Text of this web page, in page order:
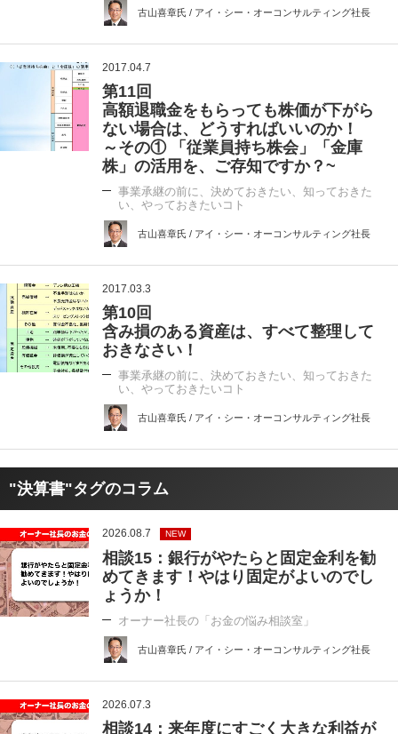
古山喜章氏 / アイ・シー・オーコンサルティング社長
2017.04.7
第11回
高額退職金をもらっても株価が下がら
ない場合は、どうすればいいのか！
～その① 「従業員持ち株会」「金庫
株」の活用を、ご存知ですか？~
事業承継の前に、決めておきたい、知っておきた
い、やっておきたいコト
古山喜章氏 / アイ・シー・オーコンサルティング社長
2017.03.3
第10回
含み損のある資産は、すべて整理して
おきなさい！
事業承継の前に、決めておきたい、知っておきた
い、やっておきたいコト
古山喜章氏 / アイ・シー・オーコンサルティング社長
"決算書"タグのコラム
2026.08.7 NEW
相談15：銀行がやたらと固定金利を勧
めてきます！やはり固定がよいのでし
ょうか！
オーナー社長の「お金の悩み相談室」
古山喜章氏 / アイ・シー・オーコンサルティング社長
2026.07.3
相談14：来年度にすごく大きな利益が